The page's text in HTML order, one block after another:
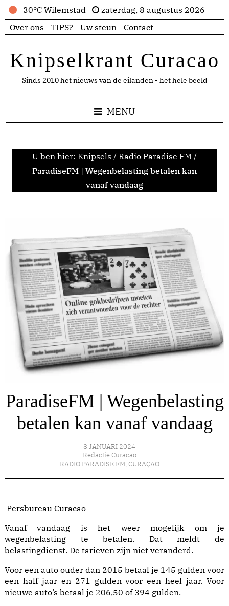
30°C Wilemstad
zaterdag, 8 augustus 2026
Over ons
TIPS? Uw steun Contact
Knipselkrant Curacao
Sinds 2010 het nieuws van de eilanden - het hele beeld
MENU
U ben hier: Knipsels / Radio Paradise FM /
ParadiseFM | Wegenbelasting betalen kan
vanaf vandaag
ParadiseFM | Wegenbelasting
betalen kan vanaf vandaag
8 JANUARI 2024
Redactie Curacao
RADIO PARADISE FM, CURAÇAO
Persbureau Curacao
Vanaf vandaag is het weer mogelijk om je
wegenbelasting te betalen. Dat meldt de
belastingdienst. De tarieven zijn niet veranderd.
Voor een auto ouder dan 2015 betaal je 145 gulden voor
een half jaar en 271 gulden voor een heel jaar. Voor
nieuwe auto’s betaal je 206,50 of 394 gulden.